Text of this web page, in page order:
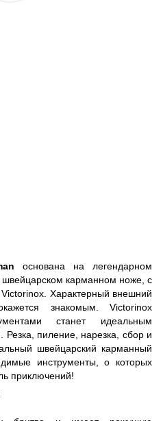
основана на легендарном
карманном ноже, с
Характерный внешний
знакомым. Victorinox
станет идеальным
пиление, нарезка, сбор и
швейцарский карманный
инструменты, о которых
приключений!